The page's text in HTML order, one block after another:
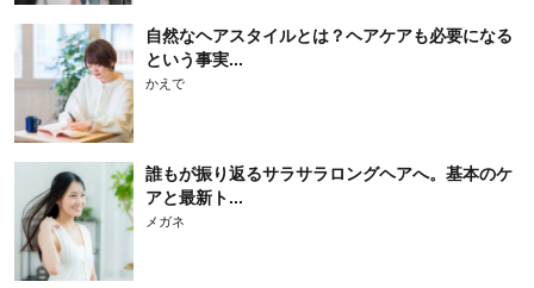
自然なヘアスタイルとは？ヘアケアも必要になる
という事実...
かえで
誰もが振り返るサラサラロングヘアへ。基本のケ
アと最新ト...
メガネ